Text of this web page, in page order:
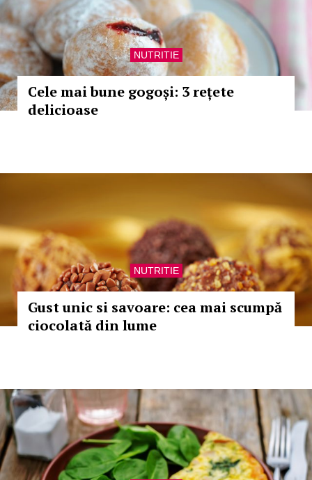
NUTRITIE
Cele mai bune gogoși: 3 rețete
delicioase
NUTRITIE
Gust unic si savoare: cea mai scumpă
ciocolată din lume